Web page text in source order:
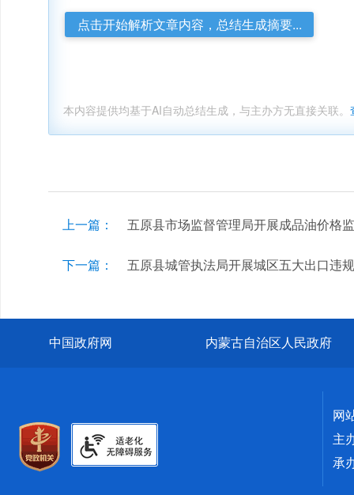
点击开始解析文章内容，总结生成摘要...
本内容提供均基于AI自动总结生成，与主办方无直接关联。
上一篇： 五原县市场监督管理局开展成品油价格
下一篇： 五原县城管执法局开展城区五大出口违
中国政府网 内蒙古自治区人民政府
网
主
承